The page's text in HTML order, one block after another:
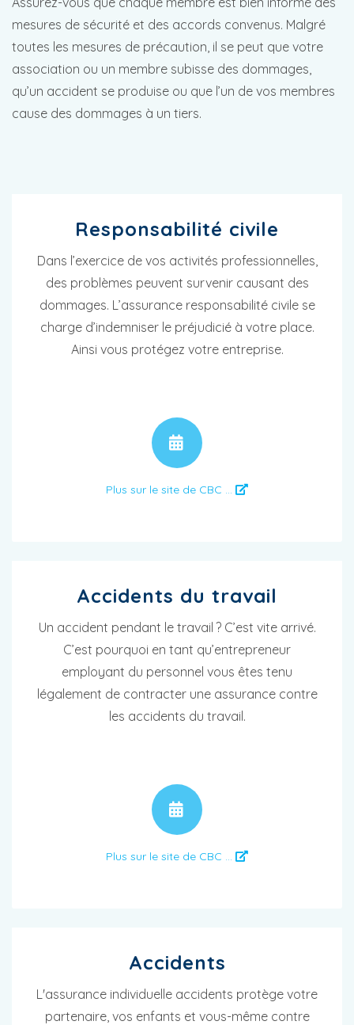
mesures de sécurité et des accords convenus. Malgré
toutes les mesures de précaution, il se peut que votre
association ou un membre subisse des dommages,
qu’un accident se produise ou que l’un de vos membres
cause des dommages à un tiers.
Responsabilité civile
Dans l’exercice de vos activités professionnelles,
des problèmes peuvent survenir causant des
dommages. L’assurance responsabilité civile se
charge d’indemniser le préjudicié à votre place.
Ainsi vous protégez votre entreprise.
Plus sur le site de CBC ...
Accidents du travail
Un accident pendant le travail ? C’est vite arrivé.
C’est pourquoi en tant qu’entrepreneur
employant du personnel vous êtes tenu
légalement de contracter une assurance contre
les accidents du travail.
Plus sur le site de CBC ...
Accidents
L'assurance individuelle accidents protège votre
partenaire, vos enfants et vous-même contre